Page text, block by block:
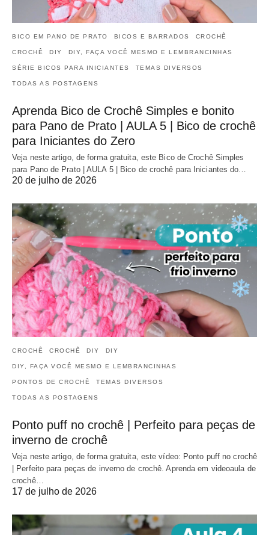
BICO EM PANO DE PRATO BICOS E BARRADOS CROCHÊ
CROCHÊ DIY DIY, FAÇA VOCÊ MESMO E LEMBRANCINHAS
SÉRIE BICOS PARA INICIANTES TEMAS DIVERSOS
TODAS AS POSTAGENS
Aprenda Bico de Crochê Simples e bonito
para Pano de Prato | AULA 5 | Bico de crochê
para Iniciantes do Zero
Veja neste artigo, de forma gratuita, este Bico de Crochê Simples
para Pano de Prato | AULA 5 | Bico de crochê para Iniciantes do…
20 de julho de 2026
CROCHÊ CROCHÊ DIY DIY
DIY, FAÇA VOCÊ MESMO E LEMBRANCINHAS
PONTOS DE CROCHÊ TEMAS DIVERSOS
TODAS AS POSTAGENS
Ponto puff no crochê | Perfeito para peças de
inverno de crochê
Veja neste artigo, de forma gratuita, este vídeo: Ponto puff no crochê
| Perfeito para peças de inverno de crochê. Aprenda em videoaula de
crochê…
17 de julho de 2026